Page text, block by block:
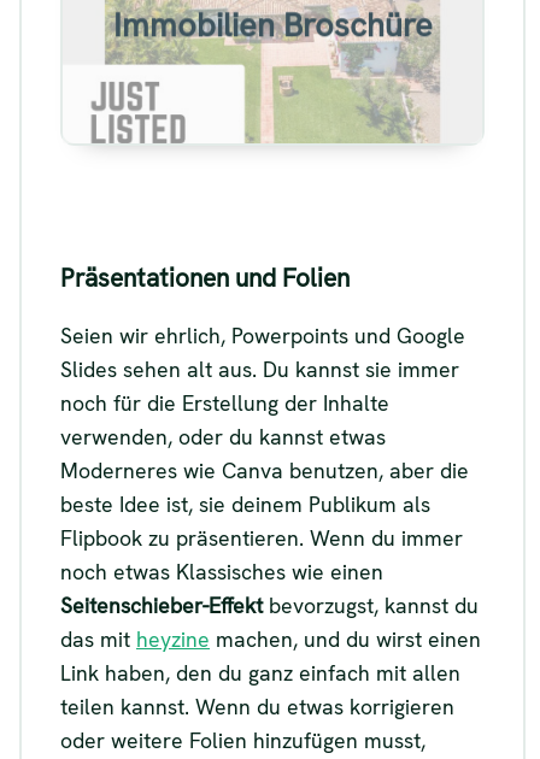
Immobilien Broschüre
Siehe
Präsentationen und Folien
Seien wir ehrlich, Powerpoints und Google
Slides sehen alt aus. Du kannst sie immer
noch für die Erstellung der Inhalte
verwenden, oder du kannst etwas
Moderneres wie Canva benutzen, aber die
beste Idee ist, sie deinem Publikum als
Flipbook zu präsentieren. Wenn du immer
noch etwas Klassisches wie einen
Seitenschieber-Effektbevorzugst, kannst du
das mit heyzine machen, und du wirst einen
Link haben, den du ganz einfach mit allen
teilen kannst. Wenn du etwas korrigieren
oder weitere Folien hinzufügen musst,